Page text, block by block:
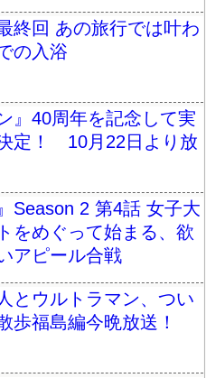
終回 あの旅行では叶わ
の入浴
』40周年を記念して実
定！ 10月22日より放
Season 2 第4話 女子大
をめぐって始まる、欲
アピール合戦
とウルトラマン、つい
歩福島編今晩放送！